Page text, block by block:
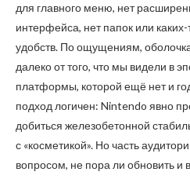
для главного меню, нет
интерфейса, нет папок или
удобств. По ощущениям,
далеко от того, что мы видели в
платформы, которой ещё нет и
подход логичен: Nintendo явно
добиться железобетонной
с «косметикой». Но часть
вопросом, не пора ли обновить и